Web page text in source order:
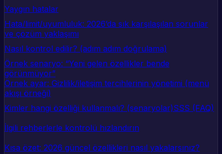
Yaygın hatalar
Hata/limit/uyumluluk: 2026’da sık karşılaşılan sorunlar
ve çözüm yaklaşımı
Nasıl kontrol edilir? (adım adım doğrulama)
Örnek senaryo: “Yeni gelen özellikler bende
görünmüyor”
Örnek ayar: Gizlilik/iletişim tercihlerinin yönetimi (menü
akışı örneği)
Kimler hangi özelliği kullanmalı? (senaryolar)SSS (FAQ)
İlgili rehberlerle kontrolü hızlandırın
Kısa özet: 2026 güncel özellikleri nasıl yakalarsınız?